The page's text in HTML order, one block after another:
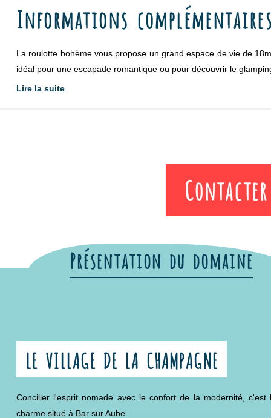
Informations
La roulotte bohème vous propose un grand espace de vie de
idéal pour une escapade romantique ou pour découvrir le
de vos proches. La roulotte bohème compte 3 lits simples,
Le linge de lit et le linge de toilette sont fournis, le nettoyage final
Lire la suite
Présentation du domaine
LE VILLAGE DE LA CHAMPAGNE
Concilier l'esprit nomade avec le confort de la modernité,
charme situé à Bar sur Aube.